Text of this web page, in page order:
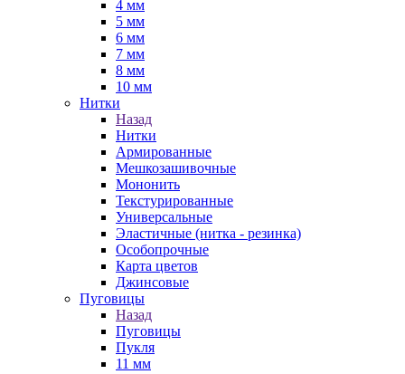
4 мм
5 мм
6 мм
7 мм
8 мм
10 мм
Нитки
Назад
Нитки
Армированные
Мешкозашивочные
Мононить
Текстурированные
Универсальные
Эластичные (нитка - резинка)
Особопрочные
Карта цветов
Джинсовые
Пуговицы
Назад
Пуговицы
Пукля
11 мм